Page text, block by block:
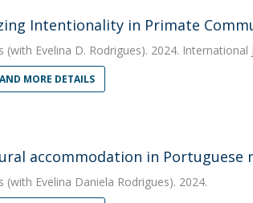
Intentionality in Primate
(with Evelina D. Rodrigues). 2024.
MORE DETAILS
accommodation in Portuguese
(with Evelina Daniela Rodrigues). 2024.